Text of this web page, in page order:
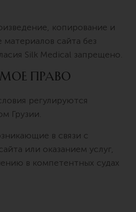
копирование и
сайта без
Silk Medical запрещено.
право
регулируются
Грузии.
в связи с
или оказанием услуг,
в компетентных судах